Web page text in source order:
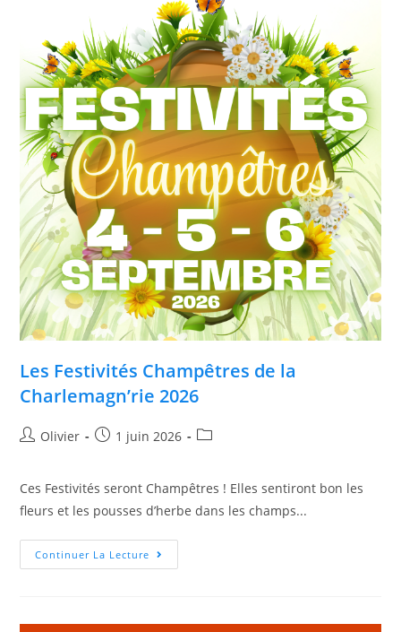
Les Festivités Champêtres de la
Charlemagn’rie 2026
Olivier 1 juin 2026
Ces Festivités seront Champêtres ! Elles sentiront bon les
fleurs et les pousses d’herbe dans les champs...
Continuer La Lecture